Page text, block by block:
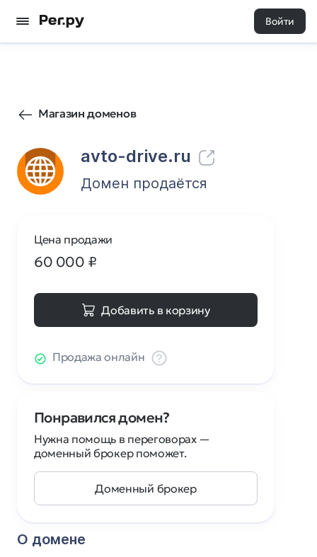
Войти
Магазин доменов
avto-drive.ru
52 0
Домен продаётся
О домене
Цена продажи
60 000 ₽
Добавить в корзину
Продажа онлайн
Понравился домен?
Нужна помощь в переговорах —
доменный брокер поможет.
Доменный брокер